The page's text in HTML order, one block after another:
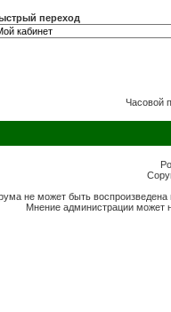
переход
Часовой
не может быть
Мнение администрации может